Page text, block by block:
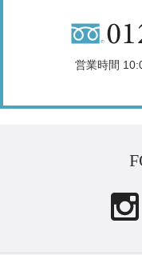
営業時間